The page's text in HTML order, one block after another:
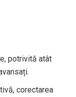
potrivită atât
corectarea